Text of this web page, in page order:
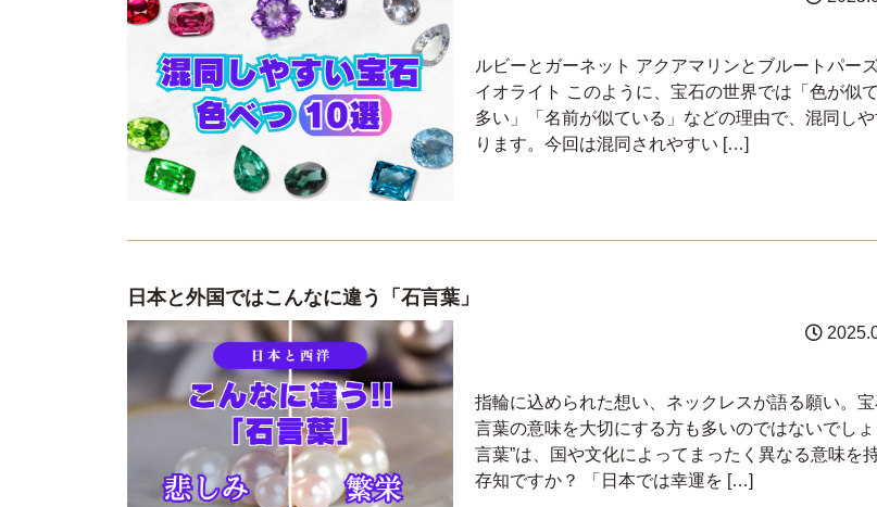
ルビーとガーネット アクアマリンとブルートパー
イオライト このように、宝石の世界では「色が似
多い」「名前が似ている」などの理由で、混同し
ります。今回は混同されやすい […]
日本と外国ではこんなに違う「石言葉」
指輪に込められた想い、ネックレスが語る願い。
言葉の意味を大切にする方も多いのではないでし
言葉”は、国や文化によってまったく異なる意味を
存知ですか？ 「日本では幸運を […]